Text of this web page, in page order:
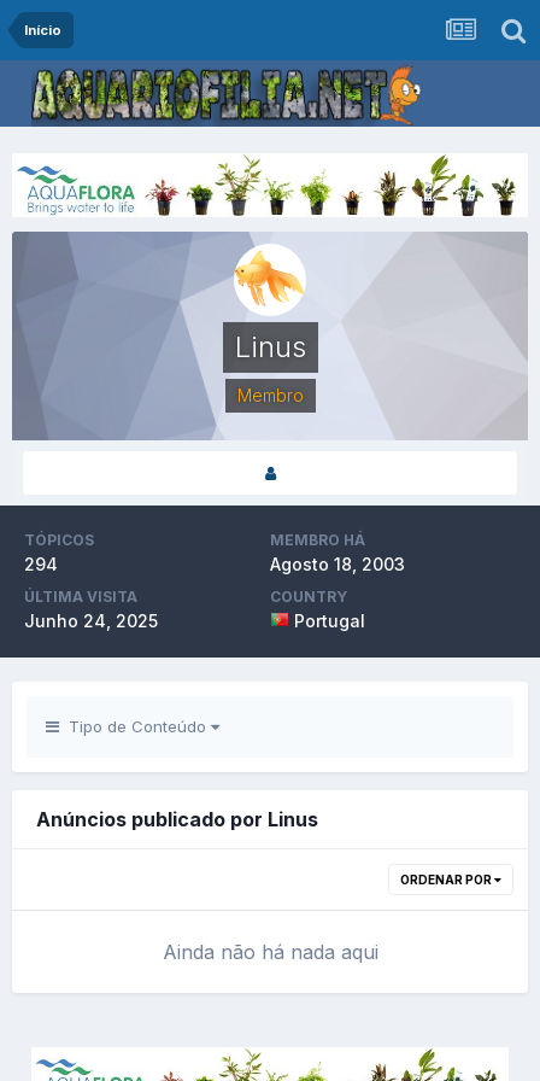
Início
Linus
Membro
TÓPICOS
294
MEMBRO HÁ
Agosto 18, 2003
ÚLTIMA VISITA
Junho 24, 2025
COUNTRY
Portugal
Tipo de Conteúdo
Anúncios publicado por Linus
ORDENAR POR
Ainda não há nada aqui